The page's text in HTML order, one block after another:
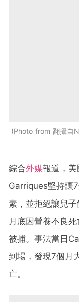
Photo from 翻攝自
綜合外媒報道，
Garriques堅持讓
素，並拒絕讓兒
月底因營養不良
被捕。事法當日
到場，發現7個月
亡。